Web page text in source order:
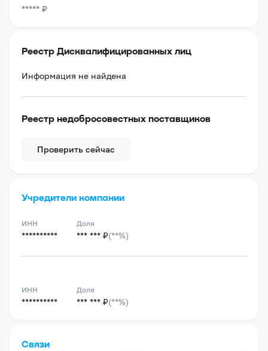
***** ₽
Реестр Дисквалифицированных лиц
Информация не найдена
Реестр недобросовестных поставщиков
Проверить сейчас
Учредители компании
ИНН
**********
Доля
*** *** ₽(**%)
ИНН
**********
Доля
*** *** ₽(**%)
Связи